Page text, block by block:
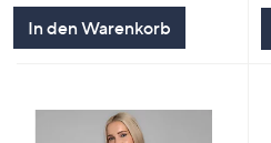
In den Warenkorb